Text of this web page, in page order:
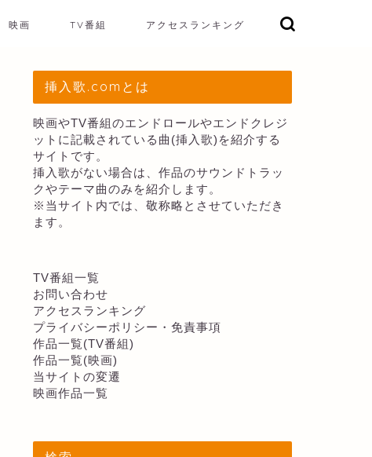
映画 TV番組 アクセスランキング
挿入歌.comとは
映画やTV番組のエンドロールやエンドクレジ
ットに記載されている曲(挿入歌)を紹介する
サイトです。
挿入歌がない場合は、作品のサウンドトラッ
クやテーマ曲のみを紹介します。
※当サイト内では、敬称略とさせていただき
ます。
TV番組一覧
お問い合わせ
アクセスランキング
プライバシーポリシー・免責事項
作品一覧(TV番組)
作品一覧(映画)
当サイトの変遷
映画作品一覧